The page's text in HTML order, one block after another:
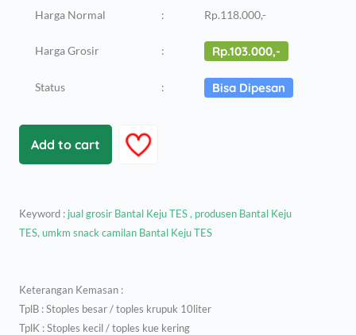
Harga Normal : Rp.118.000,-
Harga Grosir : Rp.103.000,-
Status : Bisa Dipesan
Add to cart
Keyword : jual grosir Bantal Keju TES , produsen Bantal Keju
TES, umkm snack camilan Bantal Keju TES
Keterangan Kemasan :
TplB : Stoples besar / toples krupuk 10liter
TplK : Stoples kecil / toples kue kering